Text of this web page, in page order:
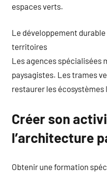
espaces verts.
Le développement
territoires
Les agences spécialisées
paysagistes. Les trames
restaurer les écosystèmes
Créer son
l’architecture
Obtenir une formation